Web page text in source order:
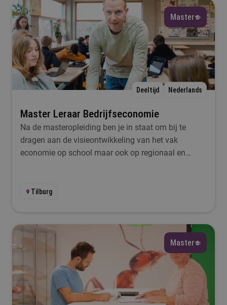
Master
Deeltijd Nederlands
Master Leraar Bedrijfseconomie
Na de masteropleiding ben je in staat om bij te
dragen aan de visieontwikkeling van het vak
economie op school maar ook op regionaal en
Tilburg
Master